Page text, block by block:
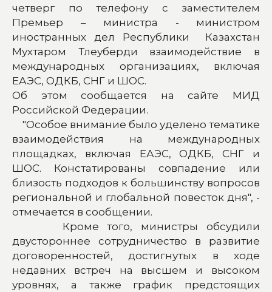
четверг по телефону с заместителем
Премьер – министра - министром
иностранных дел Республики Казахстан
Мухтаром Тлеуберди взаимодействие в
международных организациях, включая
ЕАЭС, ОДКБ, СНГ и ШОС.
Об этом сообщается на сайте МИД
Российской Федерации.
"Особое внимание было уделено тематике
взаимодействия на международных
площадках, включая ЕАЭС, ОДКБ, СНГ и
ШОС. Констатированы совпадение или
близость подходов к большинству вопросов
региональной и глобальной повесток дня", -
отмечается в сообщении.
Кроме того, министры обсудили
двустороннее сотрудничество в развитие
договоренностей, достигнутых в ходе
недавних встреч на высшем и высоком
уровнях, а также график предстоящих